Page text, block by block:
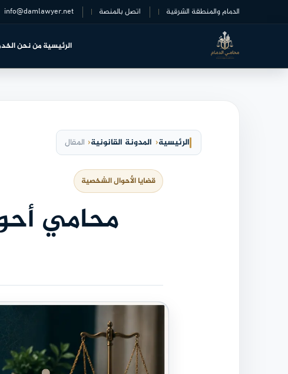
الدمام والمنطقة الشرقية اتصل بالمنصة info@damlawyer.net
الرئيسيةمن نحن
الرئيسية المدونة القانونية المقال
قضايا الأحوال الشخصية
محامي